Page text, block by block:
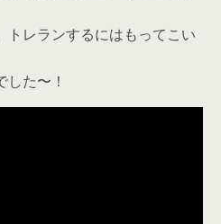
トレランするにはもってこい
た〜！